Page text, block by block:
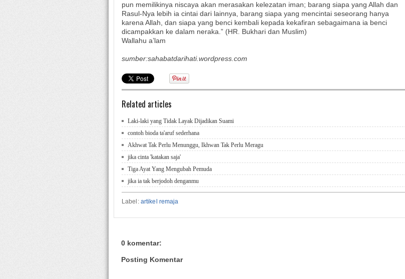
pun memilikinya niscaya akan merasakan kelezatan iman; barang siapa yang Allah dan
Rasul-Nya lebih ia cintai dari lainnya, barang siapa yang mencintai seseorang hanya
karena Allah, dan siapa yang benci kembali kepada kekafiran sebagaimana ia benci
dicampakkan ke dalam neraka.” (HR. Bukhari dan Muslim)
Wallahu a’lam
sumber:sahabatdarihati.wordpress.com
Related articles
Laki-laki yang Tidak Layak Dijadikan Suami
contoh bioda ta'aruf sederhana
Akhwat Tak Perlu Menunggu, Ikhwan Tak Perlu Meragu
jika cinta 'katakan saja'
Tiga Ayat Yang Mengubah Pemuda
jika ia tak berjodoh denganmu
Label: artikel remaja
0 komentar:
Posting Komentar